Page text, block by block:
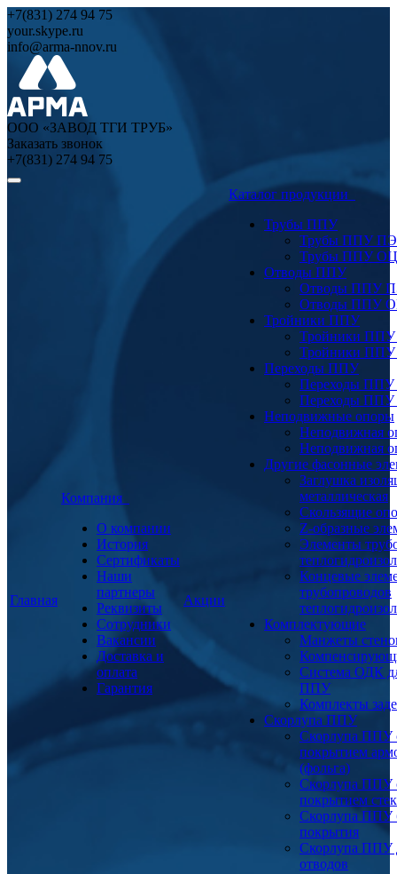
+7(831) 274 94 75
your.skype.ru
info@arma-nnov.ru
ООО «ЗАВОД ТГИ ТРУБ»
Заказать звонок
+7(831) 274 94 75
Главная
Компания
О компании
История
Сертификаты
Наши
партнеры
Реквизиты
Сотрудники
Вакансии
Доставка и
оплата
Гарантия
Акции
Каталог продукции
Трубы ППУ
Трубы ППУ ПЭ
Трубы ППУ ОЦ
Отводы ППУ
Отводы ППУ
Отводы ППУ
Тройники ППУ
Тройники
Тройники
Переходы ППУ
Переходы
Переходы
Неподвижные опоры
Неподвижная
Неподвижная
Другие фасонные
Заглушка
металлическая
Скользящие
Z-образные
Элементы
Концевые
трубопроводов
Комплектующие
Манжеты
Система ОДК
ППУ
Комплекты
Скорлупа ППУ
Скорлупа ППУ
покрытием
(фольга)
Скорлупа ППУ
покрытием
Скорлупа ППУ
покрытия
Скорлупа ППУ
отводов